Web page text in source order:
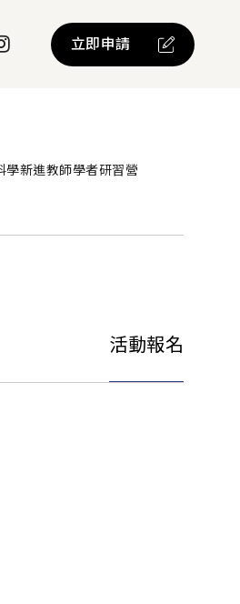
立即申請
學新進教師學者研習營
活動報名